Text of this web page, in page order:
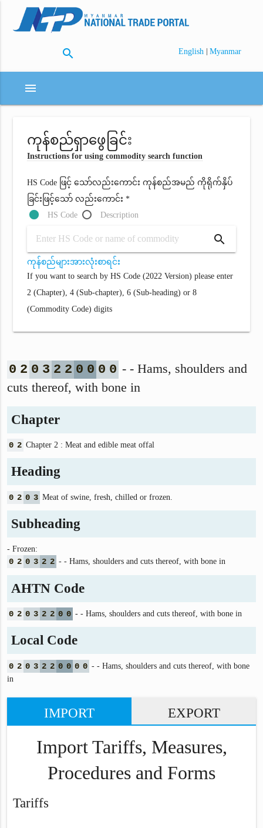
search English | Myanmar
menu
ကုန်စည်ရှာဖွေခြင်း
Instructions for using commodity search function
HS Code ဖြင့် သော်လည်းကောင်း ကုန်စည်အမည် ကိုရိုက်နှိပ်
ခြင်းဖြင့်သော် လည်းကောင်း *
HS Code
Description
search
ကုန်စည်များအားလုံးစာရင်း
If you want to search by HS Code (2022 Version) please enter
2 (Chapter), 4 (Sub-chapter), 6 (Sub-heading) or 8
(Commodity Code) digits
0 2 0 3 2 2 0 0 0 0 - - Hams, shoulders and
cuts thereof, with bone in
Chapter
0 2 Chapter 2 : Meat and edible meat offal
Heading
0 2 0 3 Meat of swine, fresh, chilled or frozen.
Subheading
- Frozen:
0 2 0 3 2 2 - - Hams, shoulders and cuts thereof, with bone in
AHTN Code
0 2 0 3 2 2 0 0 - - Hams, shoulders and cuts thereof, with bone in
Local Code
0 2 0 3 2 2 0 0 0 0 - - Hams, shoulders and cuts thereof, with bone
in
IMPORT EXPORT
Import Tariffs, Measures,
Procedures and Forms
Tariffs